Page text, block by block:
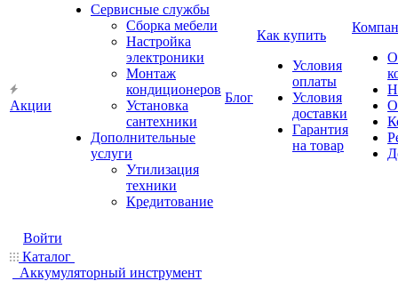
Акции
Сервисные службы
Сборка мебели
Настройка
электроники
Монтаж
кондиционеров
Установка
сантехники
Дополнительные
услуги
Утилизация
техники
Кредитование
Блог
Как купить
Условия
оплаты
Условия
доставки
Гарантия
на товар
О
Войти
Каталог
Аккумуляторный инструмент